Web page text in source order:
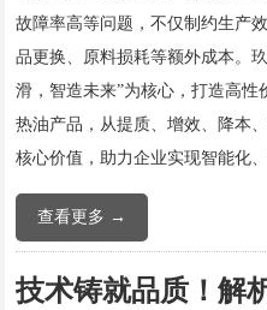
故障率高等问题，不仅制约生产
品更换、原料损耗等额外成本。
滑，智造未来”为核心，打造高
热油产品，从提质、增效、降本
核心价值，助力企业实现智能化
查看更多 →
技术铸就品质！解